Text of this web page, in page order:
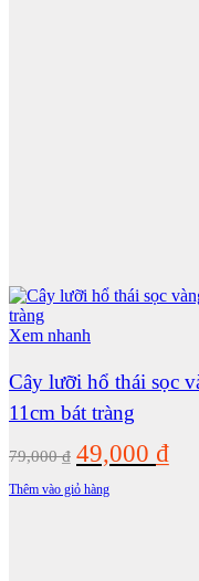
Xem nhanh
Cây lưỡi hổ thái sọc
11cm bát tràng
79,000₫ Giá
gốc
49,000 ₫Giá
Thêm vào giỏ hàng